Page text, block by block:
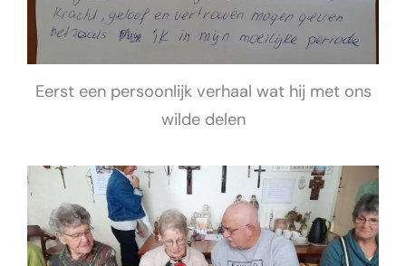
Eerst een persoonlijk verhaal wat hij met ons
wilde delen